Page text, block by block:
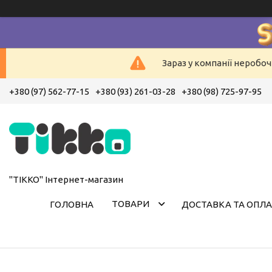
Зараз у компанії
+380 (97) 562-77-15 +380 (93) 261-03-28 +380 (98) 725-97-95
"ТІККО" Інтернет-магазин
ГОЛОВНА ТОВАРИ ДОСТАВКА ТА